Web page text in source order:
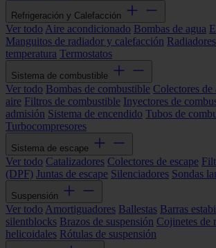
Refrigeración y Calefacción
Ver todo Aire acondicionado Bombas de agua
Manguitos de radiador y calefacción Radiadores
temperatura Termostatos
Sistema de combustible
Ver todo Bombas de combustible Colectores de
aire Filtros de combustible Inyectores de
admisión Sistema de encendido Tubos de
Turbocompresores
Sistema de escape
Ver todo Catalizadores Colectores de escape
(DPF) Juntas de escape Silenciadores Sondas
Suspensión
Ver todo Amortiguadores Ballestas Barras
silentblocks Brazos de suspensión Cojinetes de
helicoidales Rótulas de suspensión